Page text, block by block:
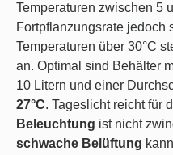
Temperaturen zwischen 5
Fortpflanzungsrate jedoch
Temperaturen über 30°C
an. Optimal sind Behälter
10 Litern und einer
27°C. Tageslicht reicht für
Beleuchtung ist nicht
schwache Belüftung